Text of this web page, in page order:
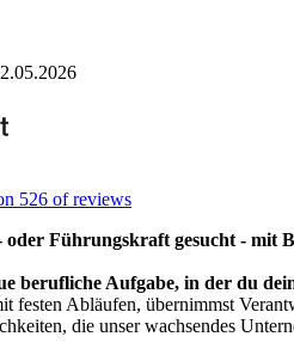
526 of reviews
oder Führungskraft gesucht -
berufliche Aufgabe, in der du
festen Abläufen, übernimmst
die unser wachsendes